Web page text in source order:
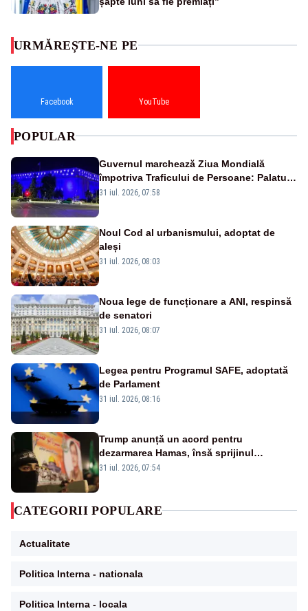
URMĂREȘTE-NE PE
Facebook YouTube
POPULAR
Guvernul marchează Ziua Mondială
împotriva Traficului de Persoane: Palatul
Victoria, iluminat în albastru
31 iul. 2026, 07:58
Noul Cod al urbanismului, adoptat de
aleși
31 iul. 2026, 08:03
Noua lege de funcționare a ANI, respinsă
de senatori
31 iul. 2026, 08:07
Legea pentru Programul SAFE, adoptată
de Parlament
31 iul. 2026, 08:16
Trump anunță un acord pentru
dezarmarea Hamas, însă sprijinul
Israelului rămâne incert
31 iul. 2026, 07:54
CATEGORII POPULARE
Actualitate
Politica Interna - nationala
Politica Interna - locala